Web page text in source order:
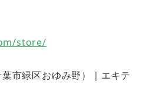
store/
市緑区おゆみ野）｜エキテ